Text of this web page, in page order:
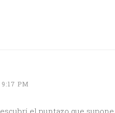
PM
el puntazo que